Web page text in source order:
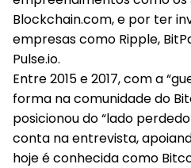
Blockchain.com, e por ter
empresas como Ripple,
Pulse.io.
Entre 2015 e 2017, com a
forma na comunidade do
posicionou do “lado
conta na entrevista,
hoje é conhecida como